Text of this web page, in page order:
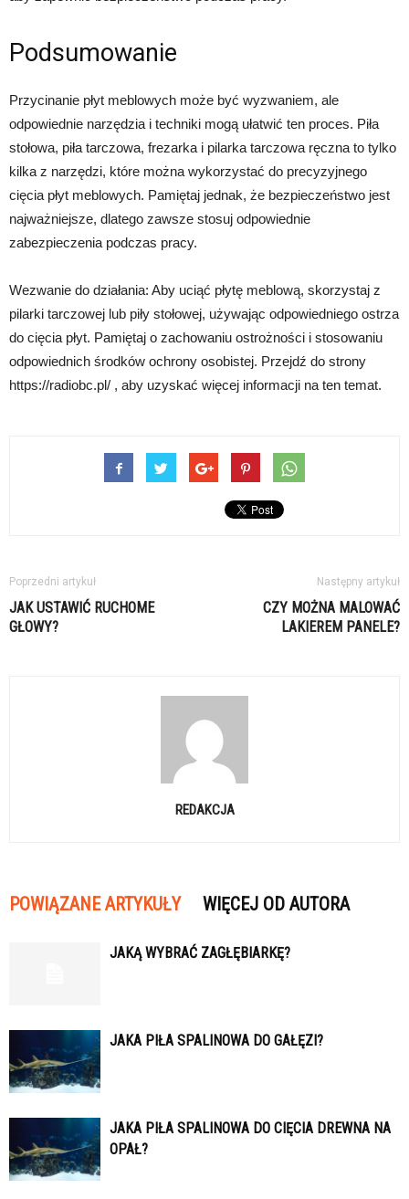
Podsumowanie
Przycinanie płyt meblowych może być wyzwaniem, ale
odpowiednie narzędzia i techniki mogą ułatwić ten proces. Piła
stołowa, piła tarczowa, frezarka i pilarka tarczowa ręczna to tylko
kilka z narzędzi, które można wykorzystać do precyzyjnego
cięcia płyt meblowych. Pamiętaj jednak, że bezpieczeństwo jest
najważniejsze, dlatego zawsze stosuj odpowiednie
zabezpieczenia podczas pracy.
Wezwanie do działania: Aby uciąć płytę meblową, skorzystaj z
pilarki tarczowej lub piły stołowej, używając odpowiedniego ostrza
do cięcia płyt. Pamiętaj o zachowaniu ostrożności i stosowaniu
odpowiednich środków ochrony osobistej. Przejdź do strony
https://radiobc.pl/ , aby uzyskać więcej informacji na ten temat.
Poprzedni artykuł
JAK USTAWIĆ RUCHOME
GŁOWY?
Następny artykuł
CZY MOŻNA MALOWAĆ
LAKIEREM PANELE?
REDAKCJA
POWIĄZANE ARTYKUŁY WIĘCEJ OD AUTORA
JAKĄ WYBRAĆ ZAGŁĘBIARKĘ?
JAKA PIŁA SPALINOWA DO GAŁĘZI?
JAKA PIŁA SPALINOWA DO CIĘCIA DREWNA NA
OPAŁ?